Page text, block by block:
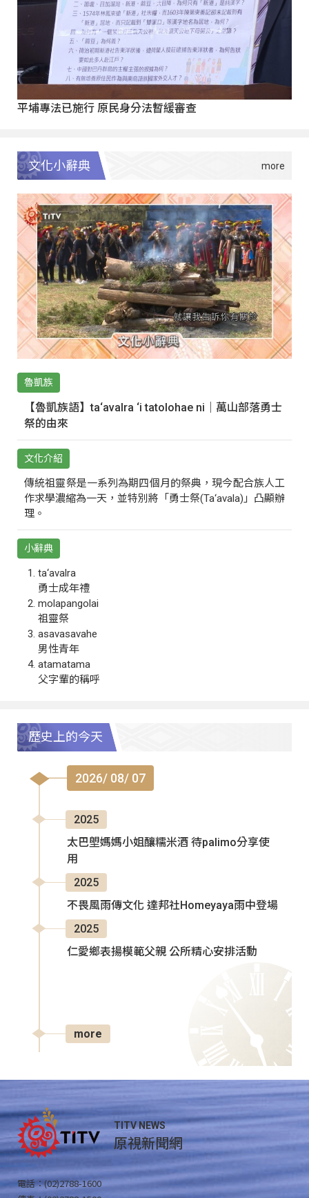
平埔專法已施行 原民身分法暫緩審查
文化小辭典
魯凱族
【魯凱族語】ta‘avalra ‘i tatolohae ni｜萬山部落勇士
祭的由來
文化介紹
傳統祖靈祭是一系列為期四個月的祭典，現今配合族人工
作求學濃縮為一天，並特別將「勇士祭(Ta‘avala)」凸顯辦
理。
小辭典
ta‘avalra
勇士成年禮
molapangolai
祖靈祭
asavasavahe
男性青年
atamatama
父字輩的稱呼
歷史上的今天
2026/ 08/ 07
2025
太巴塱媽媽小姐釀糯米酒 待palimo分享使
用
2025
不畏風雨傳文化 達邦社Homeyaya雨中登場
2025
仁愛鄉表揚模範父親 公所精心安排活動
more
TITV NEWS
原視新聞網
電話：(02)2788-1600